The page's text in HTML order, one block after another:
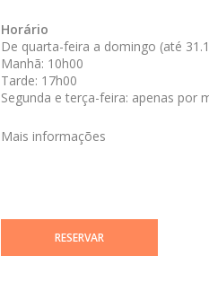
Horário
De quarta-feira a domingo (até
Manhã: 10h00
Tarde: 17h00
Segunda e terça-feira: apenas por
Mais informações
RESERVAR